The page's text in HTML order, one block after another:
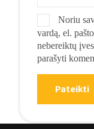
Noriu
vardą, el.
nebereiktų
parašyti